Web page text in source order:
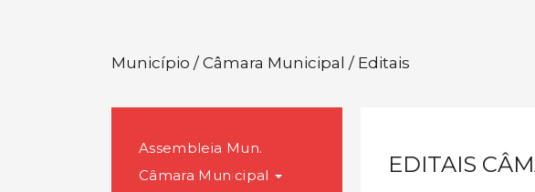
Município / Câmara Municipal / Editais
Assembleia Mun.
Câmara Municipal
EDITAIS